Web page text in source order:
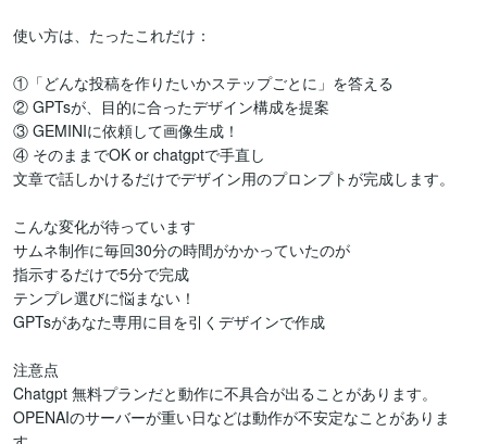
使い方は、たったこれだけ：
①「どんな投稿を作りたいかステップごとに」を答える
② GPTsが、目的に合ったデザイン構成を提案
③ GEMINIに依頼して画像生成！
④ そのままでOK or chatgptで手直し
文章で話しかけるだけでデザイン用のプロンプトが完成します。
こんな変化が待っています
サムネ制作に毎回30分の時間がかかっていたのが
指示するだけで5分で完成
テンプレ選びに悩まない！
GPTsがあなた専用に目を引くデザインで作成
注意点
Chatgpt 無料プランだと動作に不具合が出ることがあります。
OPENAIのサーバーが重い日などは動作が不安定なことがありま